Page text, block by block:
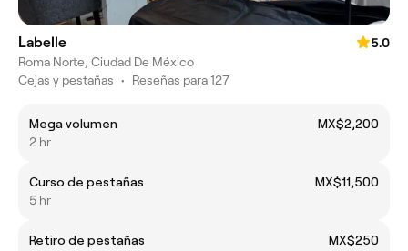
Labelle
5.0
Roma Norte, Ciudad De México
Cejas y pestañas • Reseñas para 127
Mega volumen
MX$2,200
2 hr
Curso de pestañas
MX$11,500
5 hr
Retiro de pestañas MX$250